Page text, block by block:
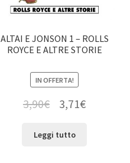
ALTAI E JONSON 1 – ROLLS
ROYCE E ALTRE STORIE
IN OFFERTA!
3,90€ 3,71€
Leggi tutto